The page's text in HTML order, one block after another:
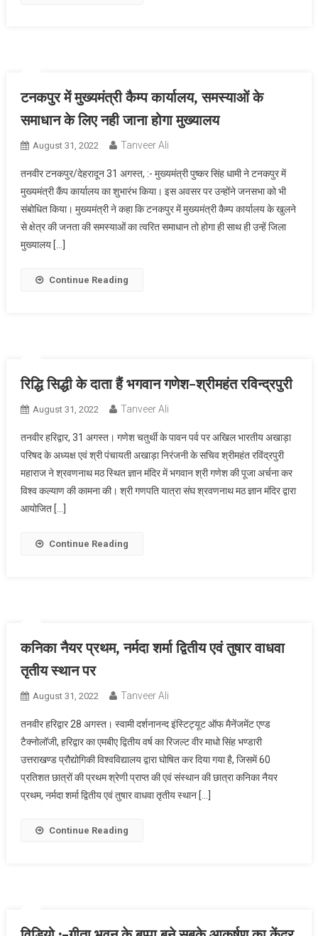
टनकपुर में मुख्यमंत्री कैम्प कार्यालय, समस्याओं के
समाधान के लिए नही जाना होगा मुख्यालय
August 31, 2022 Tanveer Ali
तनवीर टनकपुर/देहरादून 31 अगस्त, :- मुख्यमंत्री पुष्कर सिंह धामी ने टनकपुर में
मुख्यमंत्री कैंप कार्यालय का शुभारंभ किया। इस अवसर पर उन्होंने जनसभा को भी
संबोधित किया। मुख्यमंत्री ने कहा कि टनकपुर में मुख्यमंत्री कैम्प कार्यालय के खुलने
से क्षेत्र की जनता की समस्याओं का त्वरित समाधान तो होगा ही साथ ही उन्हें जिला
मुख्यालय […]
Continue Reading
रिद्धि सिद्धी के दाता हैं भगवान गणेश-श्रीमहंत रविन्द्रपुरी
August 31, 2022 Tanveer Ali
तनवीर हरिद्वार, 31 अगस्त। गणेश चतुर्थी के पावन पर्व पर अखिल भारतीय अखाड़ा
परिषद के अध्यक्ष एवं श्री पंचायती अखाड़ा निरंजनी के सचिव श्रीमहंत रविंद्रपुरी
महाराज ने श्रवणनाथ मठ स्थित ज्ञान मंदिर में भगवान श्री गणेश की पूजा अर्चना कर
विश्व कल्याण की कामना की। श्री गणपति यात्रा संघ श्रवणनाथ मठ ज्ञान मंदिर द्वारा
आयोजित […]
Continue Reading
कनिका नैयर प्रथम, नर्मदा शर्मा द्वितीय एवं तुषार वाधवा
तृतीय स्थान पर
August 31, 2022 Tanveer Ali
तनवीर हरिद्वार 28 अगस्त। स्वामी दर्शनानन्द इंस्टिट्यूट ऑफ मैनेंजमेंट एण्ड
टैक्नोलॉजी, हरिद्वार का एमबीए द्वितीय वर्ष का रिजल्ट वीर माधो सिंह भण्डारी
उत्तराखण्ड प्रौद्योगिकी विश्वविद्यालय द्वारा घोषित कर दिया गया है, जिसमें 60
प्रतिशत छात्रों की प्रथम श्रेणी प्राप्त की एवं संस्थान की छात्रा कनिका नैयर
प्रथम, नर्मदा शर्मा द्वितीय एवं तुषार वाधवा तृतीय स्थान […]
Continue Reading